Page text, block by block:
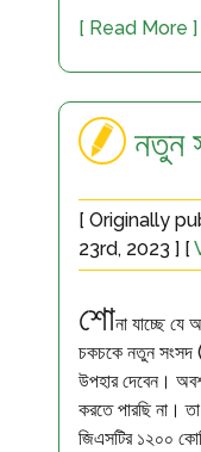
[ Read More ]
নতুন
[ Originally
23rd, 2023 ] [
শোনা যাচ্ছে যে
চকচকে নতুন
উপহার দেবেন।
করতে পারছি না।
জিএসটির ১২০০